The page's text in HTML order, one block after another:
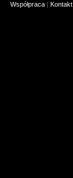
Współpraca | Kontakt